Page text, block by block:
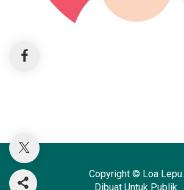
Copyright © Loa Lepu.
Dibuat Untuk Publik.